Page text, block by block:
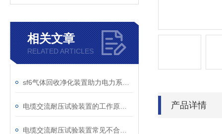
相关文章
RELATED ARTICLES
产品详情